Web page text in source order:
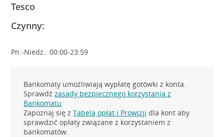
Tesco
Czynny:
Pn.-Niedz.: 00:00-23:59
Bankomaty umożliwiają wypłatę gotówki z konta.
Sprawdźzasady bezpiecznego korzystania z
Bankomatu.
Zapoznaj się zTabelą opłat i Prowizji dla kont aby
sprawdzić opłaty związane z korzystaniem z
bankomatów.